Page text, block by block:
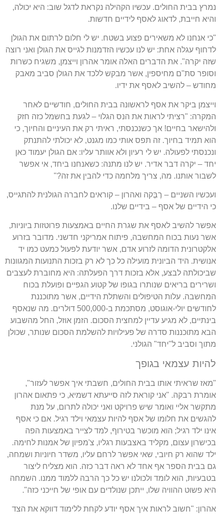
נמרץ בבית החולים. עכשיו הקהילה נקראת לדגל שוב: היא יכולה,
והיא חייבת, לדאוג לאסף לידיים חדשות.
"כי אנחנו לא משאירים פצוע בשטח. יש לי חלום לרתום את הגולן
לדחוף עגלה אחת: יש לנו עכשיו הזדמנות לגייס את הגולן ואני רוצה
שזה יקרה". את הדברים האלה אומר אהרון וייצמן, משגיח כשרות
וסופר סת"ם מחיספין, אשר מבקש ללכד את הגולן סביב מאבק
מחודש – להשיב לאסף את ידיו.
וייצמן ביקר את אסף לראשונה בבית החולים, חודשיים לאחר
המקרה: "רציתי לראות את הנס הגלוי – לגעת בחשמל כזה חזק
ולהישאר בחיים! אך כשנכנסתי, ראיתי רק את העיניים והחיוך, כי
הוא תמיד בחיוך. זה תפס אותי כמו מגנט, לא יכולתי להתנתק
ונכנסתי לפעולה. יש לי רעיון ולא אוותר עליו: אם הגולן יעמוד כאן
יחד – יקרה דבר אדיר. יש לנו מתנה: כשאנחנו ביחד, אי אפשר
לשבור אותנו. מה, צריך מלחמה כדי להבין את זה?"
ועכשיו השניים – רֶבֶּקה ואהרון – קוראים לחברה הגולנית להתגייס,
כי הידיים של אסף – בידיים שלנו.
אפשר להשיב לאסף את שגרת החיים באמצעות פרוטזות ביוניות,
אשר נעות בכוח המחשבה, פיתוח אמריקני חדשני. מדובר בזרוע
אלקטרונית הדומה לזרוע אדם, אשר יודעת לפעול כמעט כמו יד
אנושית. היד הביונית מועילה כל כך לא רק בזכות התנועות המגוונות
שביכולתה לבצע, אלא בזכות דרך הפעלתה: היא מחוברת לעצבים
ושרירים בריאים שנותרו בגופו של קטוע הגפיים ופועלת בכוח
המחשבה. עלות הטיפולים והשתלת הידיים, אשר מתוכננת
לחודשים יולי-אוגוסט, מסתכמת ב-500,000 דולרים. מה שנאסף
בינתיים, לא מגיע עדיין למחצית הסכום. הזמן אוזל, החל מהשבוע
הבא מתוכננות סדרה של פעילויות להשלמת הסכום שנותר, שכולן
מתוך וסביב ל"יחד" הגולני.
להיות עצמאי בגופך
"מאז שראיתי אותו בבית החולים, חשבתי איך אפשר לעזור",
אומרת רבקה. "אני קוראת לזה סייעתא דשמיא, כי פתאום אהרון
מתקשר אליי ואומר שיש פרויקט ואני יכולה לתרום, על מנת
להגשים את חלומו של אסף להיות עצמאי וילד רגיל. אם כי אסף
אינו ילד רגיל; הוא מוכשר בטירוף, למד לצייר באמצעות הפה
בכישרון עצום, מקליד באצבעות רגליו, צ'מפיון של אמנות לחימה.
ילד שהוא רק חיובי, שאי אפשר לרחם עליו, משדר חיוניות ושמחה,
גם בבית הספר אף אחד לא ראה דבר כזה. הוא מצליח ליצור
בטבעיות, הוא לומד ולכולנו יש כל כך הרבה ללמוד ממנו. השמחה
היא פשוט ההוויה שלו, ייתכן שנולדים עם אופי של חייכני כזה".
אהרון: "חשוב לראות איך אסף יודע לקחת ללימוד דווקא את הצד